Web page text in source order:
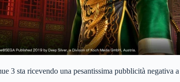
3 sta ricevendo una pesantissima pubblicità negativa